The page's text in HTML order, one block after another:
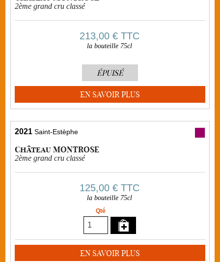
2ème grand cru classé
213,00 € TTC
la bouteille 75cl
ÉPUISÉ
EN SAVOIR PLUS
2021 Saint-Estèphe
Château MONTROSE
2ème grand cru classé
125,00 € TTC
la bouteille 75cl
Qté
EN SAVOIR PLUS